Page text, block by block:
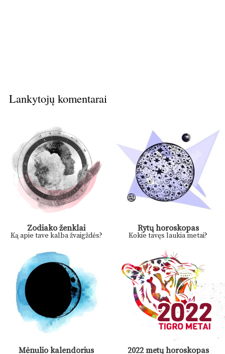
Lankytojų komentarai
Zodiako ženklai
Ką apie tave kalba žvaigždės?
Rytų horoskopas
Kokie tavęs laukia metai?
Mėnulio kalendorius 2022 metų horoskopas